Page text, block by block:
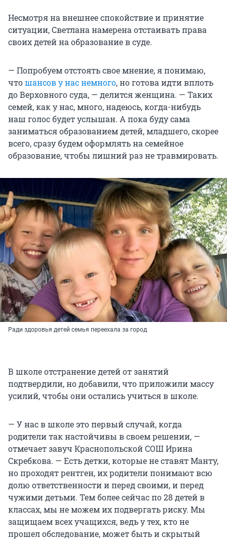
Несмотря на внешнее спокойствие и принятие
ситуации, Светлана намерена отстаивать права
своих детей на образование в суде.
— Попробуем отстоять свое мнение, я понимаю,
чтошансов у нас немного, но готова идти вплоть
до Верховного суда, — делится женщина. — Таких
семей, как у нас, много, надеюсь, когда-нибудь
наш голос будет услышан. А пока буду сама
заниматься образованием детей, младшего, скорее
всего, сразу будем оформлять на семейное
образование, чтобы лишний раз не травмировать.
Ради здоровья детей семья переехала за город
В школе отстранение детей от занятий
подтвердили, но добавили, что приложили массу
усилий, чтобы они остались учиться в школе.
— У нас в школе это первый случай, когда
родители так настойчивы в своем решении, —
отмечает завуч Краснопольской СОШ Ирина
Скребкова. — Есть детки, которые не ставят Манту,
но проходят рентген, их родители понимают всю
долю ответственности и перед своими, и перед
чужими детьми. Тем более сейчас по 28 детей в
классах, мы не можем их подвергать риску. Мы
защищаем всех учащихся, ведь у тех, кто не
прошел обследование, может быть и скрытый